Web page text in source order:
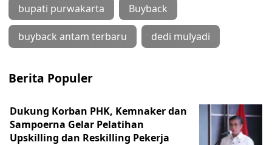
bupati purwakarta Buyback
buyback antam terbaru dedi mulyadi
Berita Populer
Dukung Korban PHK, Kemnaker dan
Sampoerna Gelar Pelatihan
Upskilling dan Reskilling Pekerja